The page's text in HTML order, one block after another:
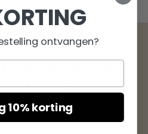
voor onze
en ontvang 10%
ontvangen?
10% korting